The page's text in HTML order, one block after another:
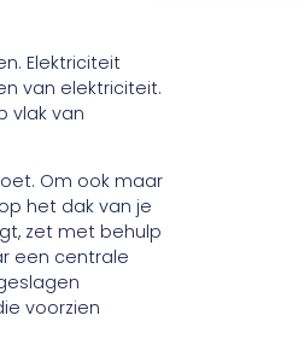
Elektriciteit
van elektriciteit.
vlak van
Om ook maar
het dak van je
zet met behulp
een centrale
voorzien